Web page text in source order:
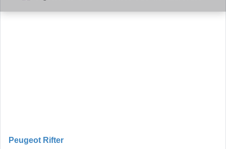
Peugeot Rifter